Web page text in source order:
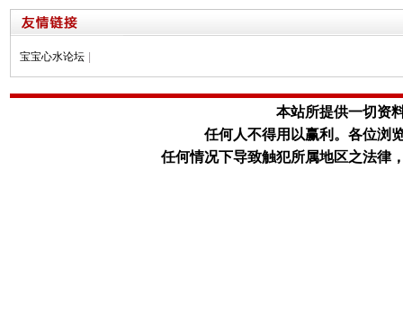
宝宝心水论坛
本站所提供一切资
任何人不得用以赢利。 各位浏
任何情况下导致触犯所属地区之法律